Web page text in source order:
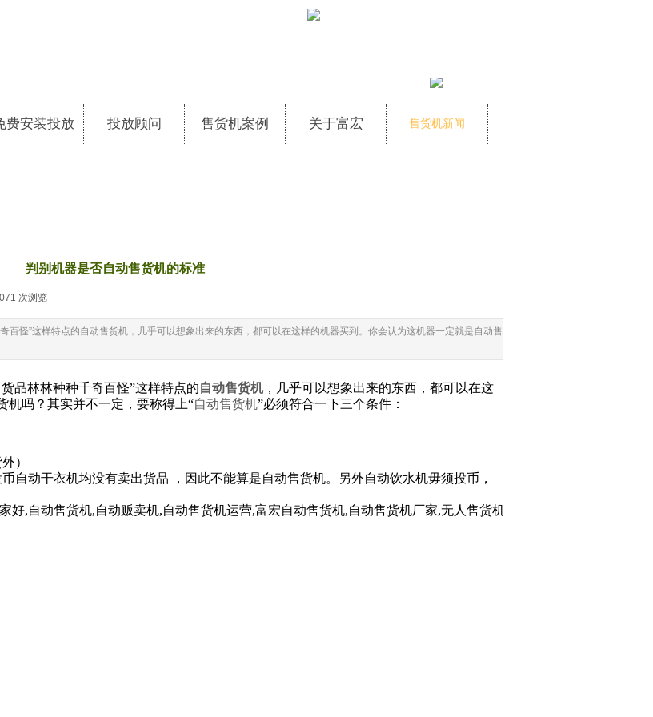
费安装投放 投放顾问 售货机案例 关于富宏 售货机新闻
判别机器是否自动售货机的标准
次浏览
百怪”这样特点的自动售货机，几乎可以想象出来的东西，都可以在这样的机器买到。你会认为这机器一定就是自动售
品林林种种千奇百怪”这样特点的自动售货机，几乎可以想象出来的东西，都可以在这
机吗？其实并不一定，要称得上“自动售货机”必须符合一下三个条件：
）
币自动干衣机均没有卖出货品
，因此不能算是自动售货机。另外自动饮水机毋须投币，